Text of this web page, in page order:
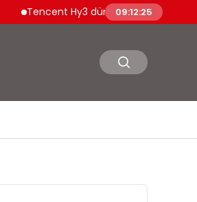
Tencent Hy3 dünya genelinde kullanıma
09:12:26